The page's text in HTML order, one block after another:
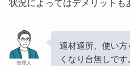
状況によってはデメリットも
管理人
適材適所、使い
くなり台無しです